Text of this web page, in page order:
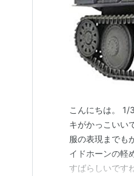
こんにちは。
キがかっこいい
服の表現までも
イドホーンの軽
すばらしいです